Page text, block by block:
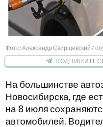
Фото: Александр Свирщевский /
ПОДПИШИТЕСЬ
На большинстве
Новосибирска, где
на 8 июля
автомобилей.